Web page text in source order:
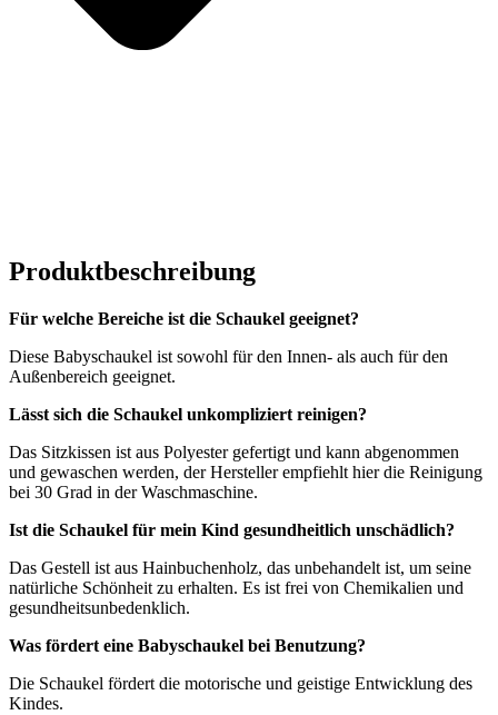
Produktbeschreibung
Für welche Bereiche ist die Schaukel geeignet?
Diese Babyschaukel ist sowohl für den Innen- als auch für den
Außenbereich geeignet.
Lässt sich die Schaukel unkompliziert reinigen?
Das Sitzkissen ist aus Polyester gefertigt und kann abgenommen
und gewaschen werden, der Hersteller empfiehlt hier die Reinigung
bei 30 Grad in der Waschmaschine.
Ist die Schaukel für mein Kind gesundheitlich unschädlich?
Das Gestell ist aus Hainbuchenholz, das unbehandelt ist, um seine
natürliche Schönheit zu erhalten. Es ist frei von Chemikalien und
gesundheitsunbedenklich.
Was fördert eine Babyschaukel bei Benutzung?
Die Schaukel fördert die motorische und geistige Entwicklung des
Kindes.